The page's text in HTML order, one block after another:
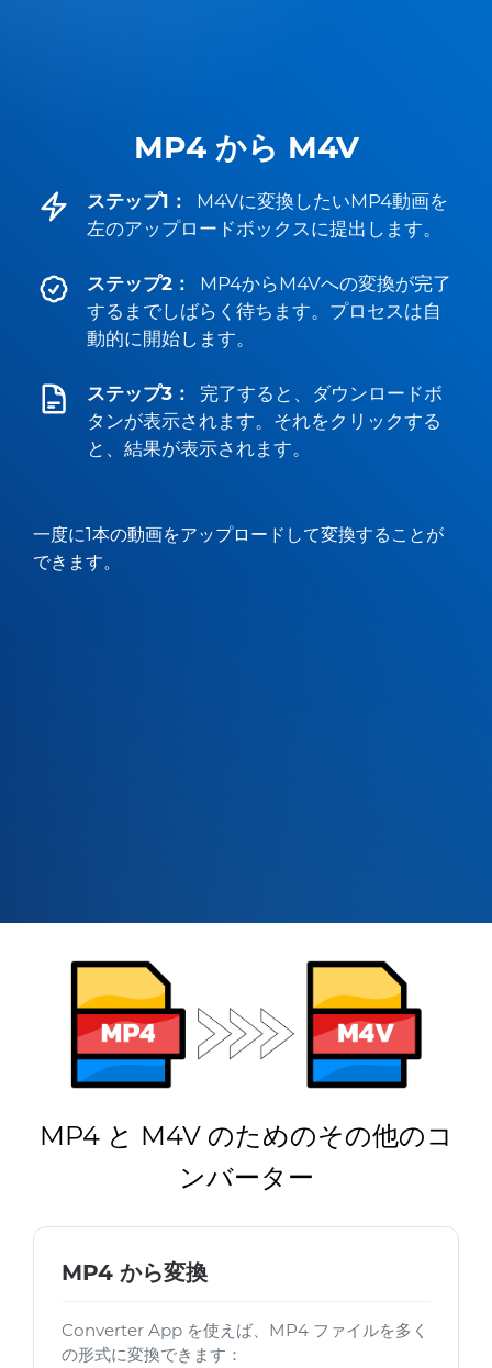
MP4 から M4V
ステップ1：
M4Vに変換したいMP4動画を
左のアップロードボックスに提出します。
ステップ2：
MP4からM4Vへの変換が完了
するまでしばらく待ちます。プロセスは自
動的に開始します。
ステップ3：
完了すると、ダウンロードボ
タンが表示されます。それをクリックする
と、結果が表示されます。
一度に1本の動画をアップロードして変換することが
できます。
MP4 と M4V のためのその他のコ
ンバーター
MP4 から変換
Converter App を使えば、MP4 ファイルを多く
の形式に変換できます：